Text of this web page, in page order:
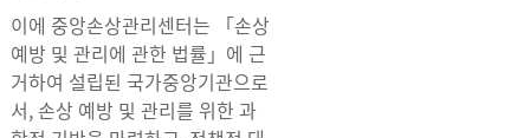
이에 중앙손상관리센터는 「손상
예방 및 관리에 관한 법률」에 근
거하여 설립된 국가중앙기관으로
서, 손상 예방 및 관리를 위한 과